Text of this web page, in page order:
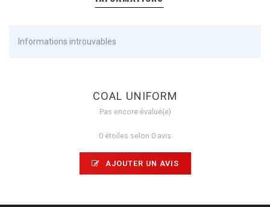
Informations introuvables
COAL UNIFORM
Pas encore évalué(e)
0 étoiles selon 0 avis
AJOUTER UN AVIS